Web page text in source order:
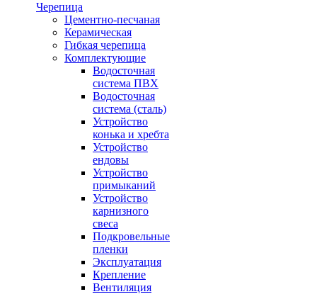
Черепица
Цементно-песчаная
Керамическая
Гибкая черепица
Комплектующие
Водосточная
система ПВХ
Водосточная
система (сталь)
Устройство
конька и хребта
Устройство
ендовы
Устройство
примыканий
Устройство
карнизного
свеса
Подкровельные
пленки
Эксплуатация
Крепление
Вентиляция